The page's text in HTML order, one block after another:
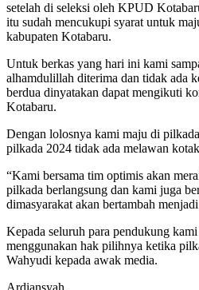
setelah di seleksi oleh KPUD
itu sudah mencukupi syarat untuk
kabupaten Kotabaru.
Untuk berkas yang hari ini kami
alhamdulillah diterima dan tidak ada
berdua dinyatakan dapat mengikuti
Kotabaru.
Dengan lolosnya kami maju di
pilkada 2024 tidak ada melawan
“Kami bersama tim optimis akan
pilkada berlangsung dan kami juga
dimasyarakat akan bertambah
Kepada seluruh para pendukung
menggunakan hak pilihnya ketika
Wahyudi kepada awak media.